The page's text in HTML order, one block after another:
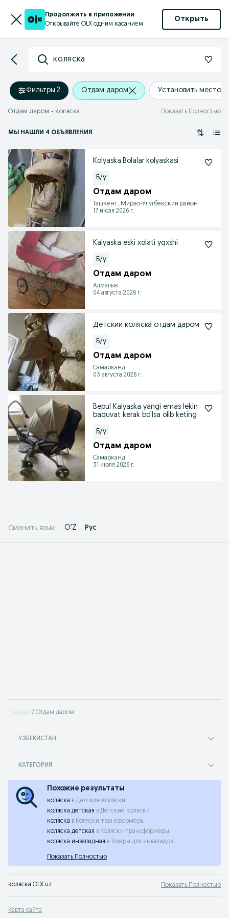
Продолжить в приложении
Открывайте OLX одним касанием
Открыть
коляска
Фильтры·2 Отдам даром Установить
Отдам даром - коляска Показать Полностью
МЫ НАШЛИ 4 ОБЪЯВЛЕНИЯ
Kolyaska.Bolalar kolyaskasi
Б/у
Отдам даром
Ташкент, Мирзо-Улугбекский район
17 июля 2026 г.
Kalyaska eski xolati yqxshi
Б/у
Отдам даром
Алмалык
04 августа 2026 г.
Детский коляска отдам даром
Б/у
Отдам даром
Самарканд
03 августа 2026 г.
Bepul Kalyaska yangi emas lekin
baquvat kerak bo’lsa olib keting
Б/у
Отдам даром
Самарканд
31 июля 2026 г.
Сменить язык: O'Z Рус
Главная Отдам даром
УЗБЕКИСТАН
КАТЕГОРИЯ
Похожие результаты
коляска в Детские коляски
коляска детская в Детские коляски
коляска в Коляски-трансформеры
коляска детская в Коляски-трансформеры
коляска инвалидная в Товары для инвалидов
Показать Полностью
коляска OLX.uz Показать Полностью
Карта сайта